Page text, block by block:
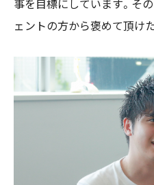
ェントの方から褒めて頂け